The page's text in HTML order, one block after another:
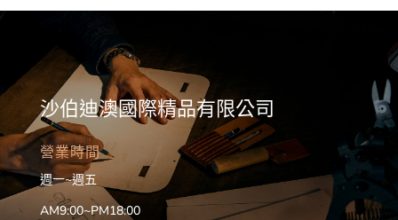
沙伯迪澳國際精品有限公司
營業時間
週一~週五
AM9:00~PM18:00